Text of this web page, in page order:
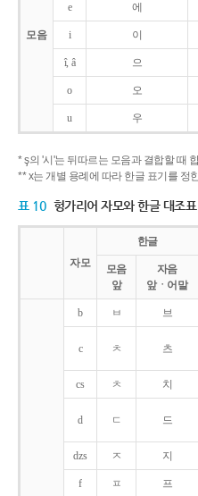
모음
e 에
i 이
î, â 으
o 오
u 우
* ş의 '시'는 뒤따르는 모음과 결합할 때
** x는 개별 용례에 따라 한글 표기를 정
표 10 헝가리어 자모와 한글 대조표
자모
한글
모음
앞
자음
앞ㆍ어말
b ㅂ 브
c ㅊ 츠
cs ㅊ 치
d ㄷ 드
dzs ㅈ 지
f ㅍ 프